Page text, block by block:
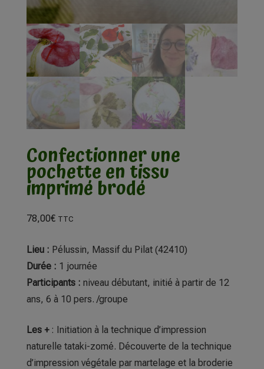
Confectionner une
pochette en tissu
imprimé brodé
78,00€ TTC
Lieu : Pélussin, Massif du Pilat (42410)
Durée : 1 journée
Participants : niveau débutant, initié à partir de 12
ans, 6 à 10 pers. /groupe
Les +: Initiation à la technique d’impression
naturelle tataki-zomé. Découverte de la technique
d’impression végétale par martelage et la broderie